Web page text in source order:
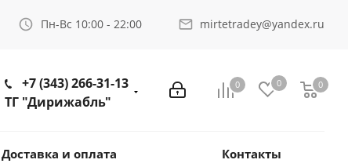
Пн-Вс 10:00 - 22:00 mirtetradey@yandex.ru
0 0 0
+7 (343) 266-31-13
ТГ "Дирижабль"
Доставка и оплата Контакты